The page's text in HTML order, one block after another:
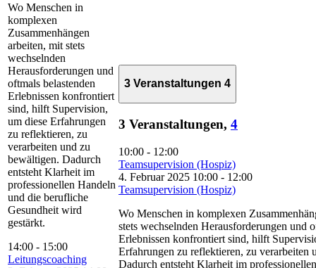
Wo Menschen in
komplexen
Zusammenhängen
arbeiten, mit stets
wechselnden
Herausforderungen und
oftmals belastenden
Erlebnissen konfrontiert
sind, hilft Supervision,
um diese Erfahrungen
zu reflektieren, zu
verarbeiten und zu
bewältigen. Dadurch
entsteht Klarheit im
professionellen Handeln
und die berufliche
Gesundheit wird
gestärkt.
14:00 - 15:00
Leitungscoaching
3 Veranstaltungen 4
3 Veranstaltungen, 4
10:00 - 12:00
Teamsupervision (Hospiz)
4. Februar 2025 10:00 - 12:00
Teamsupervision (Hospiz)
Wo Menschen in komplexen
stets wechselnden Herausforderungen und
Erlebnissen konfrontiert sind, hilft
Erfahrungen zu reflektieren, zu verarbeiten
Dadurch entsteht Klarheit im